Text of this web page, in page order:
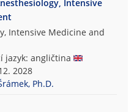
Intensive
Intensive Medicine and
jazyk: angličtina
2028
Ph.D.